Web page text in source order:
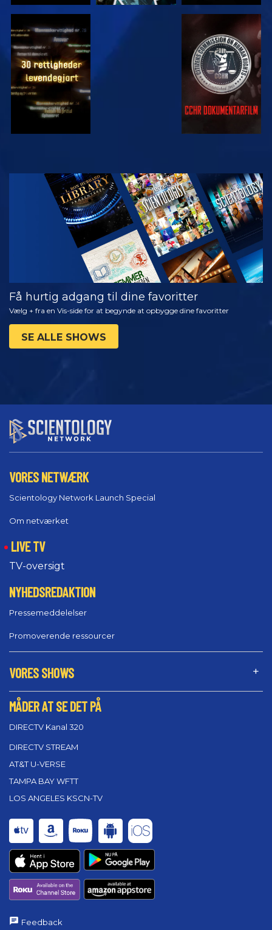
SE SE
SE
UDFORSK
SERIEN
Få hurtig adgang til dine favoritter
Vælg + fra en Vis-side for at begynde at opbygge dine favoritter
SE ALLE SHOWS
VORES NETWÆRK
Scientology Network Launch Special
Om netværket
LIVE TV
TV-oversigt
NYHEDSREDAKTION
Pressemeddelelser
Promoverende ressourcer
VORES SHOWS
MÅDER AT SE DET PÅ
DIRECTV Kanal 320
DIRECTV STREAM
AT&T U-VERSE
TAMPA BAY WFTT
LOS ANGELES KSCN-TV
Feedback